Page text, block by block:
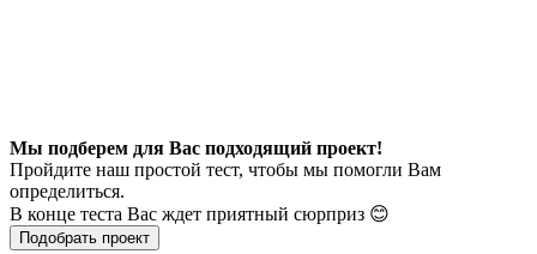
Мы подберем для Вас подходящий проект!
Пройдите наш простой тест, чтобы мы помогли Вам
определиться.
В конце теста Вас ждет приятный сюрприз 😊
Подобрать проект